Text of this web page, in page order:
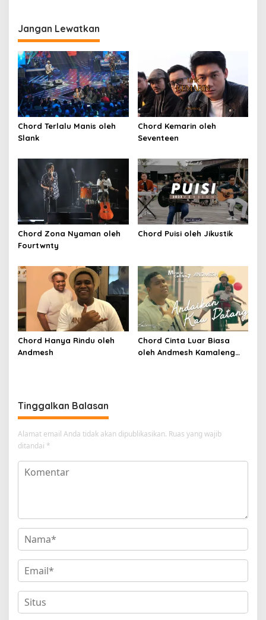
Jangan Lewatkan
Chord Terlalu Manis oleh
Slank
Chord Kemarin oleh
Seventeen
Chord Zona Nyaman oleh
Fourtwnty
Chord Puisi oleh Jikustik
Chord Hanya Rindu oleh
Andmesh
Chord Cinta Luar Biasa
oleh Andmesh Kamaleng
Tinggalkan Balasan
Alamat email Anda tidak akan dipublikasikan. Ruas yang wajib
ditandai *